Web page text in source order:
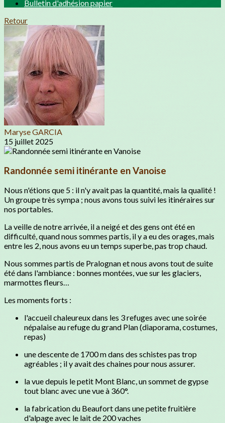
Bulletin d'adhésion papier
Retour
Maryse GARCIA
15 juillet 2025
Randonnée semi itinérante en Vanoise
Nous n'étions que 5 : il n'y avait pas la quantité, mais la qualité !
Un groupe très sympa ; nous avons tous suivi les itinéraires sur
nos portables.
La veille de notre arrivée, il a neigé et des gens ont été en
difficulté, quand nous sommes partis, il y a eu des orages, mais
entre les 2, nous avons eu un temps superbe, pas trop chaud.
Nous sommes partis de Pralognan et nous avons tout de suite
été dans l'ambiance : bonnes montées, vue sur les glaciers,
marmottes fleurs…
Les moments forts :
l'accueil chaleureux dans les 3 refuges avec une soirée
népalaise au refuge du grand Plan (diaporama, costumes,
repas)
une descente de 1700 m dans des schistes pas trop
agréables ; il y avait des chaines pour nous assurer.
la vue depuis le petit Mont Blanc, un sommet de gypse
tout blanc avec une vue à 360°.
la fabrication du Beaufort dans une petite fruitière
d'alpage avec le lait de 200 vaches